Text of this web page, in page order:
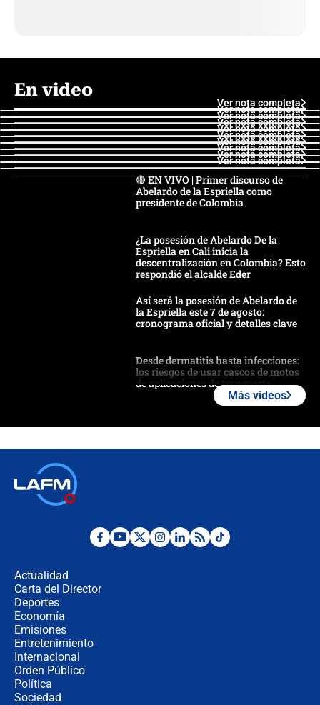
En video
Ver nota completa
Ver nota completa
Ver nota completa
Ver nota completa
Ver nota completa
Ver nota completa
Ver nota completa
Ver nota completa
Ver nota completa
Ver nota completa
🔴 EN VIVO | Primer discurso de
Abelardo de la Espriella como
presidente de Colombia
¿La posesión de Abelardo De la
Espriella en Cali inicia la
descentralización en Colombia? Esto
respondió el alcalde Eder
Así será la posesión de Abelardo de
la Espriella este 7 de agosto:
cronograma oficial y detalles clave
Desde dermatitis hasta infecciones:
los riesgos de usar cascos de motos
de aplicaciones de transporte
Posesión de Abelardo De La Espriella
Más videos
Actualidad
Carta del Director
Deportes
Economía
Emisiones
Entretenimiento
Internacional
Orden Público
Política
Sociedad